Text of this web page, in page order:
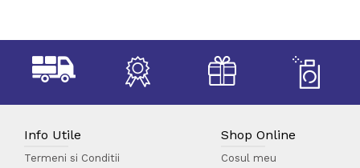
Info Utile
Termeni si Conditii
Shop Online
Cosul meu